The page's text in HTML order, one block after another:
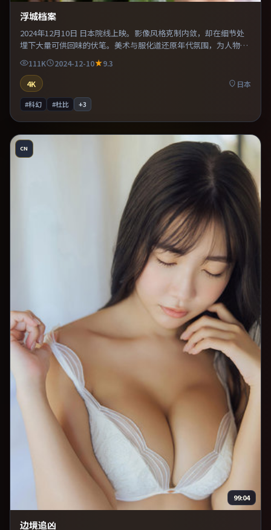
浮城档案
2024年12月10日 日本院线上映。影像风格克制内敛，却在细节处
埋下大量可供回味的伏笔。美术与服化道还原年代氛围，为人物动
机提供可信支撑。片尾留白意味深长，值得二刷细品台词与构图。
111K 2024-12-10
9.3
4K
日本
#科幻 #杜比 +3
CN
99:04
边境追凶